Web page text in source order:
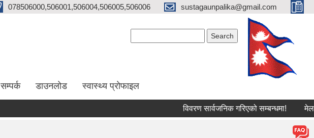
078506000,506001,506004,506005,506006 sustagaunpalika@gmail.com
सम्पर्क डाउनलोड स्वास्थ्य प्राेफाइल
विवरण सार्वजनिक गरिएको सम्बन्धमा!